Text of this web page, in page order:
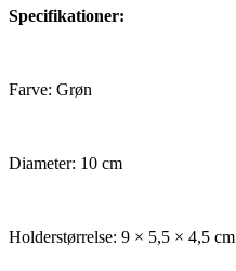
Specifikationer:
Farve: Grøn
Diameter: 10 cm
Holderstørrelse: 9 × 5,5 × 4,5 cm